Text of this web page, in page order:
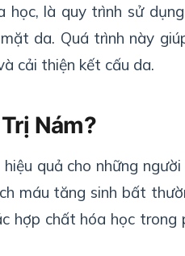
học, là quy trình sử
da. Quá trình này
cải thiện kết cấu da.
Nám?
quả cho những người
máu tăng sinh bất
hợp chất hóa học trong